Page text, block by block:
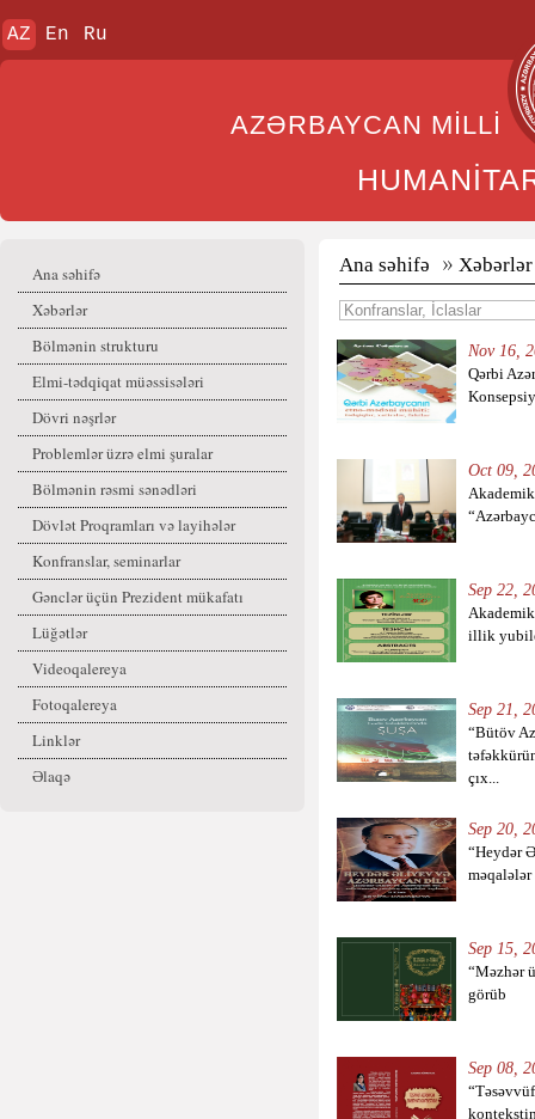
AZ En Ru
AZƏRBAYCAN
Ana səhifə
Xəbərlər
Bölmənin strukturu
Elmi-tədqiqat müəssisələri
Dövri nəşrlər
Problemlər üzrə elmi şuralar
Bölmənin rəsmi sənədləri
Dövlət Proqramları və layihələr
Konfranslar, seminarlar
Gənclər üçün Prezident mükafatı
Lüğətlər
Videoqalereya
Fotoqalereya
Linklər
Əlaqə
Ana səhifə Xəbərlər
Nov 16,
Qərbi
Oct 09,
Sep 22,
illik
Sep 21,
“Bütöv
çıx...
Sep 20,
“Heydər
məqalələr
Sep 15,
“Məzhər
görüb
Sep 08,